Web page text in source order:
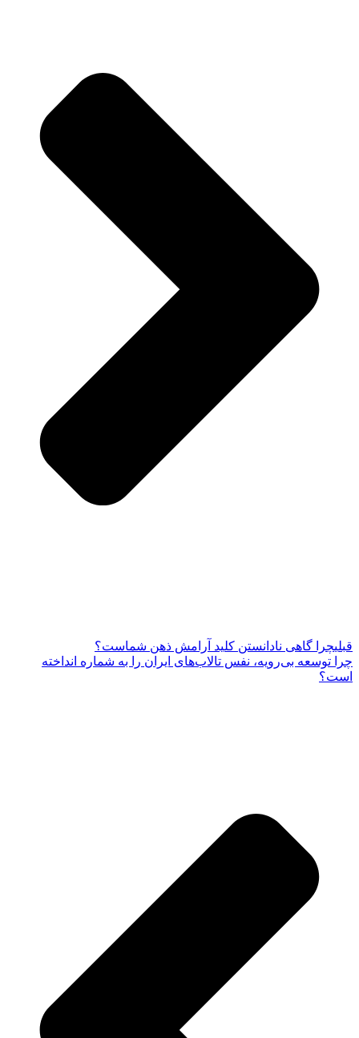
قبلیچرا گاهی نادانستن کلید آرامش ذهن شماست؟
چرا توسعه بی‌رویه، نفس تالاب‌های ایران را به شماره انداخته
است؟